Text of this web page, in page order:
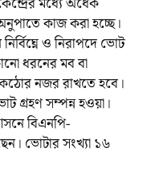
কাজ করা হচ্ছে।
ও নিরাপদে ভোট
ধরনের মব বা
কঠোর নজর রাখতে হবে।
গ্রহণ সম্পন্ন হওয়া।
বিএনপি-
ভোটার সংখ্যা ১৬